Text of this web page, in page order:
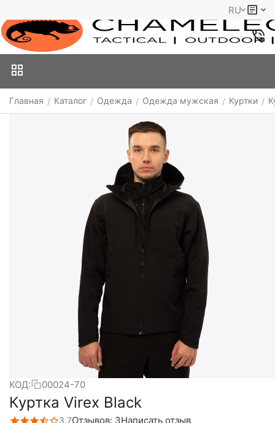
RU
Главная / Каталог / Одежда / Одежда мужская / Куртки /
КОД: 00024-70
Куртка Virex Black
3.7Отзывов: 3Написать отзыв